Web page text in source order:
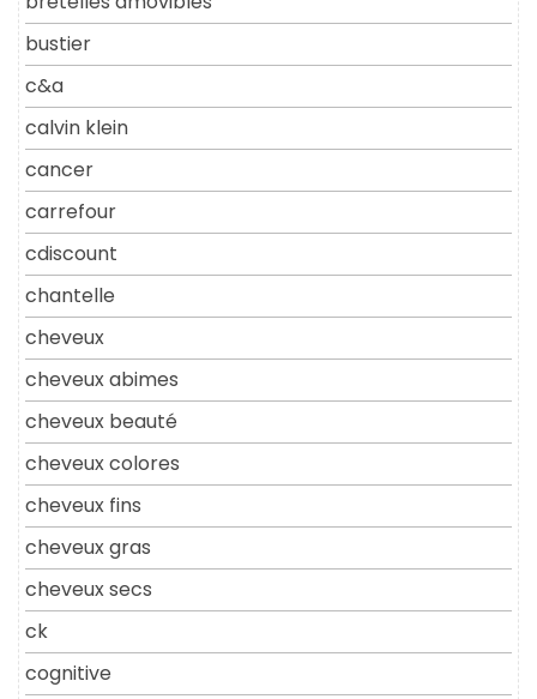
bustier
c&a
calvin klein
cancer
carrefour
cdiscount
chantelle
cheveux
cheveux abimes
cheveux beauté
cheveux colores
cheveux fins
cheveux gras
cheveux secs
ck
cognitive